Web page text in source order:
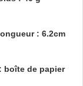
: 6.2cm
boîte de papier